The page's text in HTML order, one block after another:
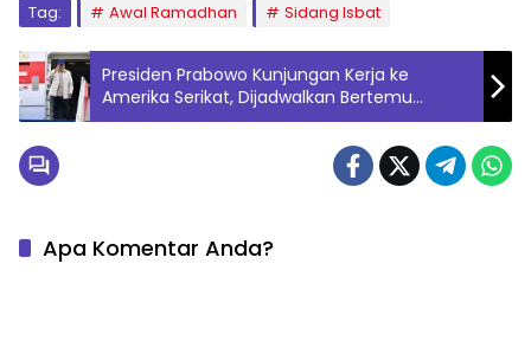
Tag: Awal Ramadhan Sidang Isbat
Presiden Prabowo Kunjungan Kerja ke
Amerika Serikat, Dijadwalkan Bertemu
Donald Trump
Apa Komentar Anda?